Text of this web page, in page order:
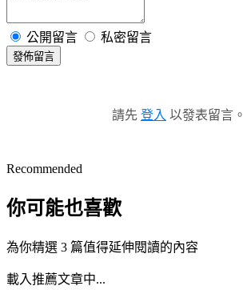
公開留言 私密留言
發佈留言
請先 登入 以發表留言。
Recommended
你可能也喜歡
為你精選 3 篇值得延伸閱讀的內容
載入推薦文章中...